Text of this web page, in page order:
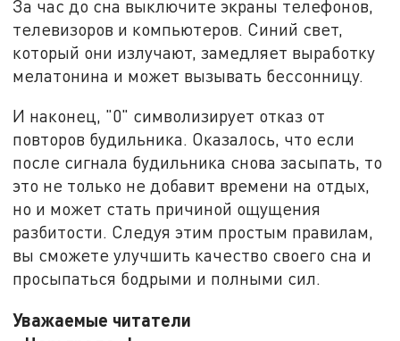
За час до сна выключите экраны телефонов,
телевизоров и компьютеров. Синий свет,
который они излучают, замедляет выработку
мелатонина и может вызывать бессонницу.
И наконец, "0" символизирует отказ от
повторов будильника. Оказалось, что если
после сигнала будильника снова засыпать, то
это не только не добавит времени на отдых,
но и может стать причиной ощущения
разбитости. Следуя этим простым правилам,
вы сможете улучшить качество своего сна и
просыпаться бодрыми и полными сил.
Уважаемые читатели